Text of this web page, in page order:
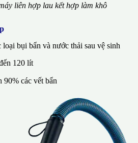
liên hợp lau kết hợp làm khô
loại bụi bẩn và nước thải sau vệ sinh
120 lít
90% các vết bẩn